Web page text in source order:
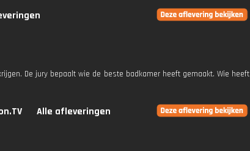
De jury bepaalt wie de beste badkamer heeft gemaakt. Wie heeft
Alle afleveringen